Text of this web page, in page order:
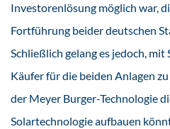
Investorenlösung möglich war,
Fortführung beider deutschen
Schließlich gelang es jedoch,
Käufer für die beiden Anlagen
der Meyer Burger-Technologie
Solartechnologie aufbauen